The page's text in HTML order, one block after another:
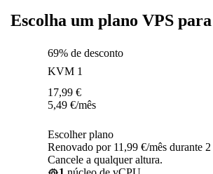
Escolha um plano VPS
69% de desconto
KVM 1
17,99 €
5,49 €/mês
Escolher plano
Renovado por 11,99 €/mês durante 2
Cancele a qualquer altura.